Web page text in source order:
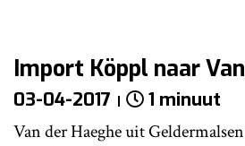
Import Köppl naar
03-04-2017 1 minuut
Van der Haeghe uit